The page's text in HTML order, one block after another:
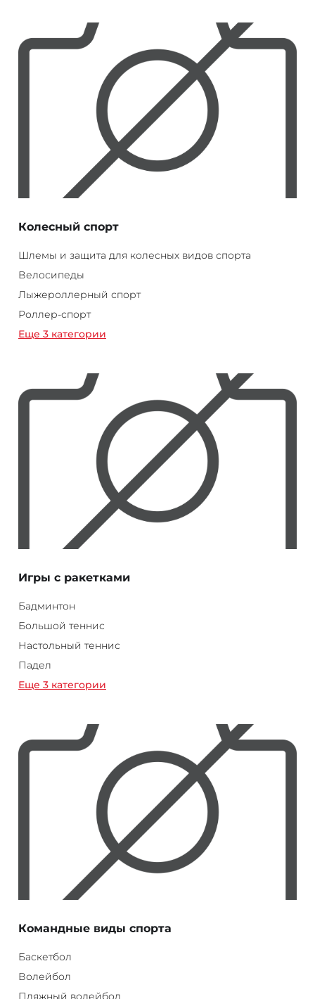
Колесный спорт
Шлемы и защита для колесных видов спорта
Велосипеды
Лыжероллерный спорт
Роллер-спорт
Еще 3 категории
Игры с ракетками
Бадминтон
Большой теннис
Настольный теннис
Падел
Еще 3 категории
Командные виды спорта
Баскетбол
Волейбол
Пляжный волейбол